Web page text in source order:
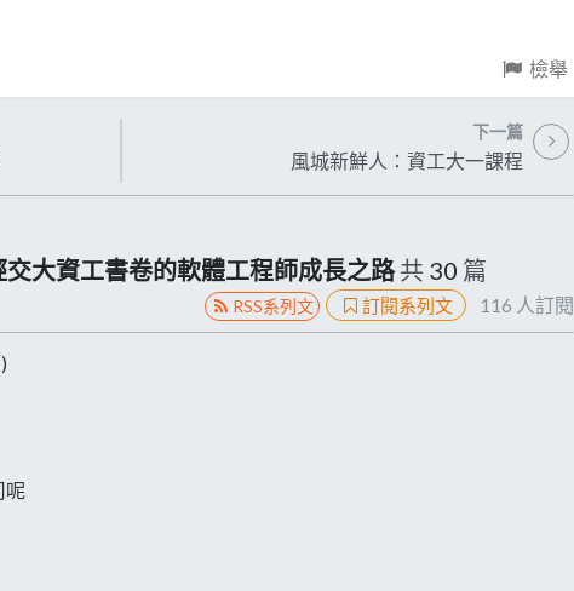
檢舉
下一篇
風城新鮮人：資工大一課程
大資工書卷的軟體工程師成長之路共 30 篇
RSS系列文 訂閱系列文 116 人訂閱
呢